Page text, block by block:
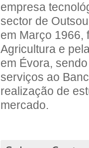
empresa
sector de
em Março 1966,
Agricultura e
em Évora,
serviços ao
realização de
mercado.